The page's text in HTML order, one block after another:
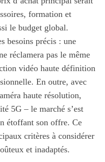
formation et
le budget global.
besoins précis : une
réclamera pas le même
vidéo haute définition
En outre, avec
haute résolution,
5G – le marché s’est
étoffant son offre. Ce
critères à considérer
et inadaptés.